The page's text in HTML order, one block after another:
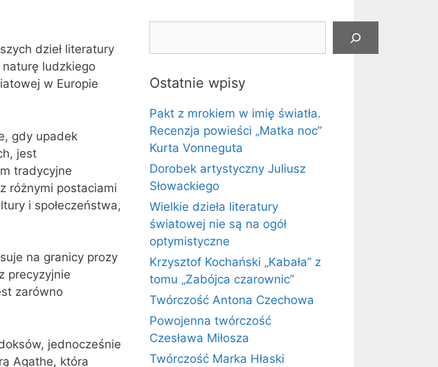
dzieł literatury
ludzkiego
w Europie
gdy upadek
jest
tradycyjne
różnymi postaciami
i społeczeństwa,
na granicy prozy
precyzyjnie
zarówno
jednocześnie
Agathe, która
Ostatnie wpisy
Pakt z mrokiem w imię światła.
Recenzja powieści „Matka noc”
Kurta Vonneguta
Dorobek artystyczny Juliusz
Słowackiego
Wielkie dzieła literatury
światowej nie są na ogół
optymistyczne
Krzysztof Kochański „Kabała” z
tomu „Zabójca czarownic”
Twórczość Antona Czechowa
Powojenna twórczość
Czesława Miłosza
Twórczość Marka Hłaski